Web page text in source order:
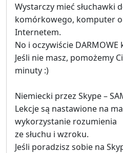
Wystarczy mieć słuchawki
komórkowego, komputer
Internetem.
No i oczywiście DARMOWE
Jeśli nie masz, pomożemy
minuty :)
Niemiecki przez Skype –
Lekcje są nastawione na
wykorzystanie rozumienia
ze słuchu i wzroku.
Jeśli poradzisz sobie na